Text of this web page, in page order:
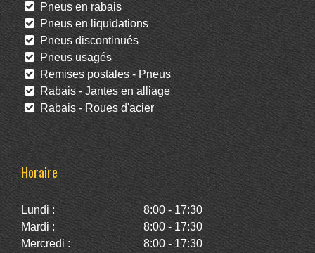
Pneus en rabais
Pneus en liquidations
Pneus discontinués
Pneus usagés
Remises postales - Pneus
Rabais - Jantes en alliage
Rabais - Roues d'acier
Horaire
Lundi :
8:00 - 17:30
Mardi :
8:00 - 17:30
Mercredi :
8:00 - 17:30